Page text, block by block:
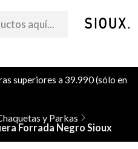
superiores a 39.990 (sólo en
y Parkas
Forrada Negro Sioux